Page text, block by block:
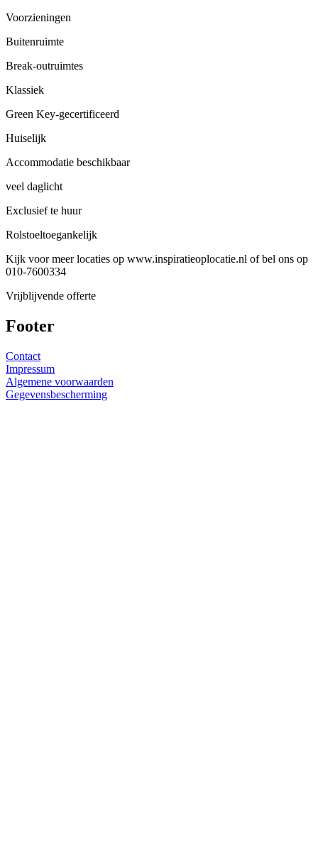
Voorzieningen
Buitenruimte
Break-outruimtes
Klassiek
Green Key-gecertificeerd
Huiselijk
Accommodatie beschikbaar
veel daglicht
Exclusief te huur
Rolstoeltoegankelijk
Kijk voor meer locaties op www.inspiratieoplocatie.nl of bel ons op
010-7600334
Vrijblijvende offerte
Footer
Contact
Impressum
Algemene voorwaarden
Gegevensbescherming